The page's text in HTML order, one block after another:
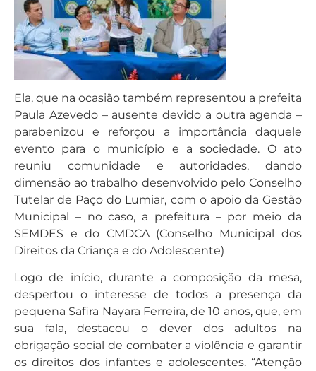
Ela, que na ocasião também representou a prefeita
Paula Azevedo – ausente devido a outra agenda –
parabenizou e reforçou a importância daquele
evento para o município e a sociedade. O ato
reuniu comunidade e autoridades, dando
dimensão ao trabalho desenvolvido pelo Conselho
Tutelar de Paço do Lumiar, com o apoio da Gestão
Municipal – no caso, a prefeitura – por meio da
SEMDES e do CMDCA (Conselho Municipal dos
Direitos da Criança e do Adolescente)
Logo de início, durante a composição da mesa,
despertou o interesse de todos a presença da
pequena Safira Nayara Ferreira, de 10 anos, que, em
sua fala, destacou o dever dos adultos na
obrigação social de combater a violência e garantir
os direitos dos infantes e adolescentes. “Atenção